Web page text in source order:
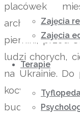
Zajęcia
Zajęcia
Terapie
placówek
archidiecezji.
pierniki, przed
ludzi chorych,
na Ukrainie. Do
kocyk, aby
budynków